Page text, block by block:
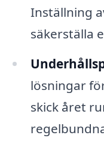
Inställning
säkerställa
lösningar
skick året